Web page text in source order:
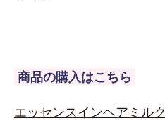
商品の購入はこちら
エッセンスインヘアミルク